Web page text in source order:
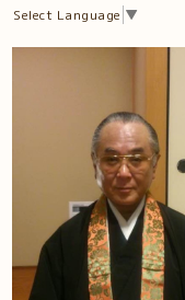
Select Language ▼